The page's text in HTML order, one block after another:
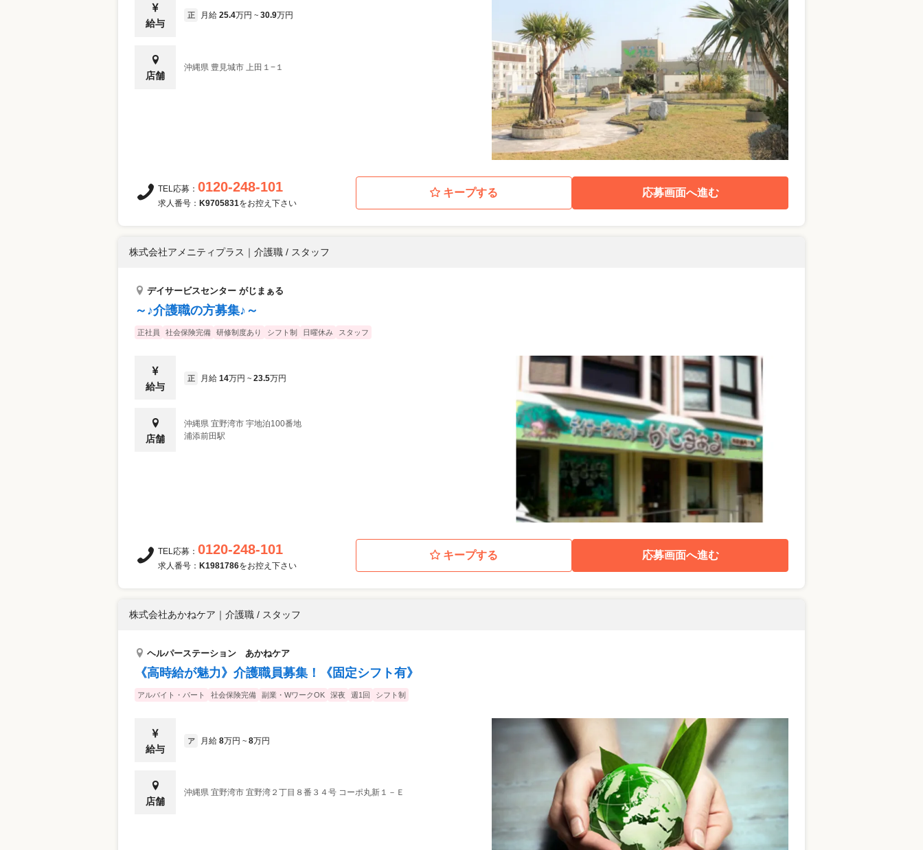
給与
正 月給 25.4万円 ~ 30.9万円
店舗
沖縄県 豊見城市 上田１−１
キープする 応募画面へ進む
TEL応募： 0120-248-101
求人番号： K9705831をお控え下さい
株式会社アメニティプラス ｜ 介護職 / スタッフ
デイサービスセンター がじまぁる
～♪介護職の方募集♪～
正社員 社会保険完備 研修制度あり シフト制 日曜休み スタッフ
給与
正 月給 14万円 ~ 23.5万円
店舗
沖縄県 宜野湾市 宇地泊100番地
浦添前田駅
キープする 応募画面へ進む
TEL応募： 0120-248-101
求人番号： K1981786をお控え下さい
株式会社あかねケア ｜ 介護職 / スタッフ
ヘルパーステーション あかねケア
《高時給が魅力》介護職員募集！《固定シフト有》
アルバイト・パート 社会保険完備 副業・WワークOK 深夜 週1回 シフト制
給与
ア 月給 8万円 ~ 8万円
店舗
沖縄県 宜野湾市 宜野湾２丁目８番３４号 コーポ丸新１－Ｅ